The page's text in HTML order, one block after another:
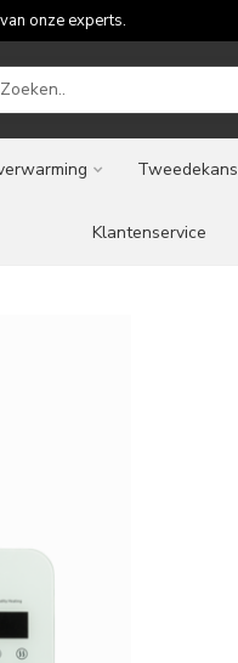
onze experts.
Tweedekans
Klantenservice